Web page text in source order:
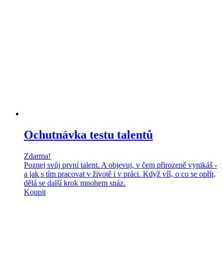
Ochutnávka testu talentů
Zdarma!
Poznej svůj první talent. A objevuj, v čem přirozeně vynikáš -
a jak s tím pracovat v životě i v práci. Když víš, o co se opřít,
dělá se další krok mnohem snáz.
Koupit